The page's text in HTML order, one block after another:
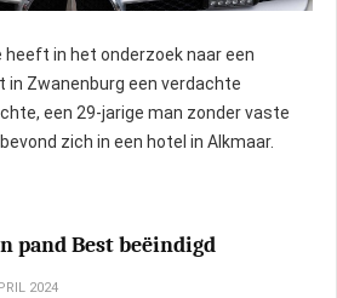
heeft in het onderzoek naar een
Zwanenburg een verdachte
een 29-jarige man zonder vaste
zich in een hotel in Alkmaar.
pand Best beëindigd
2024